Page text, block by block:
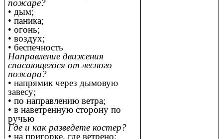
пожаре?
• дым;
• паника;
• огонь;
• воздух;
• беспечность
Направление движения
спасающегося от лесного
пожара?
• напрямик через дымовую
завесу;
• по направлению ветра;
• в наветренную сторону по
ручью
Где и как разведете костер?
•на пригорке, где ветрено;